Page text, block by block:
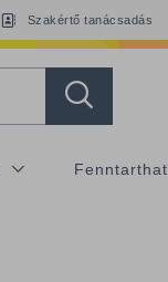
Szakértő tanácsadás